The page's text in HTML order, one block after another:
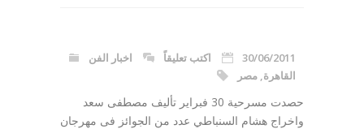
30/06/2011 اكتب تعليقاً
اخبار الفن
القاهرة, مصر
حصدت مسرحية 30 فبراير تأليف مصطفى سعد
واخراج هشام السنباطي عدد من الجوائز فى مهرجان